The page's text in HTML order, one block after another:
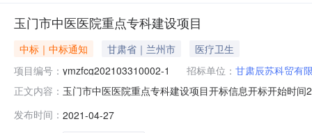
玉门市中医医院重点专科建设项目
中标｜中标通知 甘肃省｜兰州市
医疗卫生
项目编号： ymzfcg202103310002-1 招标单位： 甘肃辰苏科贸有
正文内容： 玉门市中医医院重点专科建设项目开标信息开标开始时
旭医疗科技有限公司ymzfcg202103310002-
发布时间： 2021-04-27